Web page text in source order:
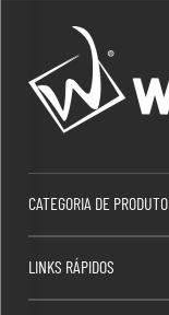
CATEGORIA DE PRODUTO
LINKS RÁPIDOS